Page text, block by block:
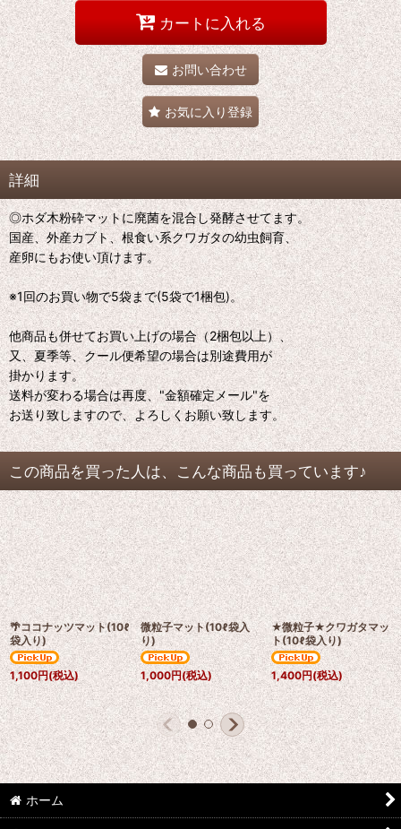
カートに入れる
お問い合わせ
お気に入り登録
詳細
◎ホダ木粉砕マットに廃菌を混合し発酵させてます。
国産、外産カブト、根食い系クワガタの幼虫飼育、
産卵にもお使い頂けます。
※1回のお買い物で5袋まで(5袋で1梱包)。
他商品も併せてお買い上げの場合（2梱包以上）、
又、夏季等、クール便希望の場合は別途費用が
掛かります。
送料が変わる場合は再度、"金額確定メール"を
お送り致しますので、よろしくお願い致します。
この商品を買った人は、こんな商品も買っています♪
🌴ココナッツマット(10ℓ
袋入り)
1,100円(税込)
微粒子マット(10ℓ袋入
り)
1,000円(税込)
★微粒子★クワガタマッ
ト(10ℓ袋入り)
1,400円(税込)
ホーム